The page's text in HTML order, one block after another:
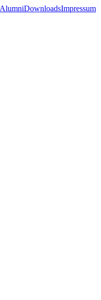
AlumniDownloadsImpressum